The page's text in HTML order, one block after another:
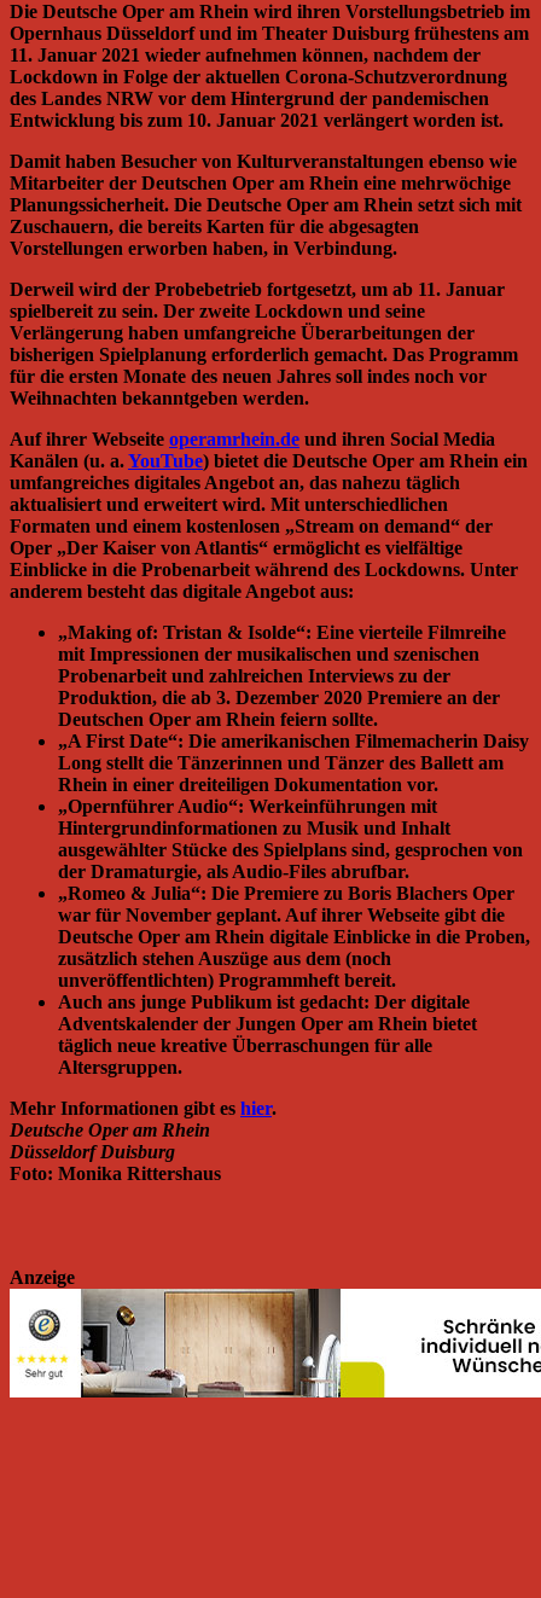
Die Deutsche Oper am Rhein wird ihren Vorstellungsbetrieb im
Opernhaus Düsseldorf und im Theater Duisburg frühestens am
11. Januar 2021 wieder aufnehmen können, nachdem der
Lockdown in Folge der aktuellen Corona-Schutzverordnung
des Landes NRW vor dem Hintergrund der pandemischen
Entwicklung bis zum 10. Januar 2021 verlängert worden ist.
Damit haben Besucher von Kulturveranstaltungen ebenso wie
Mitarbeiter der Deutschen Oper am Rhein eine mehrwöchige
Planungssicherheit. Die Deutsche Oper am Rhein setzt sich mit
Zuschauern, die bereits Karten für die abgesagten
Vorstellungen erworben haben, in Verbindung.
Derweil wird der Probebetrieb fortgesetzt, um ab 11. Januar
spielbereit zu sein. Der zweite Lockdown und seine
Verlängerung haben umfangreiche Überarbeitungen der
bisherigen Spielplanung erforderlich gemacht. Das Programm
für die ersten Monate des neuen Jahres soll indes noch vor
Weihnachten bekanntgeben werden.
Auf ihrer Webseite operamrhein.de und ihren Social Media
Kanälen (u. a.YouTube) bietet die Deutsche Oper am Rhein ein
umfangreiches digitales Angebot an, das nahezu täglich
aktualisiert und erweitert wird. Mit unterschiedlichen
Formaten und einem kostenlosen „Stream on demand“ der
Oper „Der Kaiser von Atlantis“ ermöglicht es viel­fältige
Einblicke in die Probenarbeit während des Lockdowns. Unter
anderem besteht das digitale Angebot aus:
„Making of: Tristan & Isolde“: Eine vierteile Filmreihe
mit Impressionen der musikalischen und szenischen
Probenarbeit und zahlreichen Interviews zu der
Produktion, die ab 3. Dezember 2020 Premiere an der
Deutschen Oper am Rhein feiern sollte.
„A First Date“: Die amerikanischen Filmemacherin Daisy
Long stellt die Tänzerinnen und Tänzer des Ballett am
Rhein in einer dreiteiligen Dokumentation vor.
„Opernführer Audio“: Werkeinführungen mit
Hintergrundinformationen zu Musik und Inhalt
ausgewählter Stücke des Spielplans sind, gesprochen von
der Dramaturgie, als Audio-Files abrufbar.
„Romeo & Julia“: Die Premiere zu Boris Blachers Oper
war für November geplant. Auf ihrer Webseite gibt die
Deutsche Oper am Rhein digitale Einblicke in die Proben,
zusätzlich stehen Auszüge aus dem (noch
unveröffentlichten) Programmheft bereit.
Auch ans junge Publikum ist gedacht: Der digitale
Adventskalender der Jungen Oper am Rhein bietet
täglich neue kreative Überraschungen für alle
Altersgruppen.
Mehr Informationen gibt es hier.
Deutsche Oper am Rhein
Düsseldorf Duisburg
Foto: Monika Rittershaus
Anzeige